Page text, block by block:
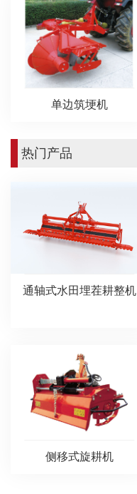
单边筑埂机
热门产品
通轴式水田埋茬耕整机
侧移式旋耕机